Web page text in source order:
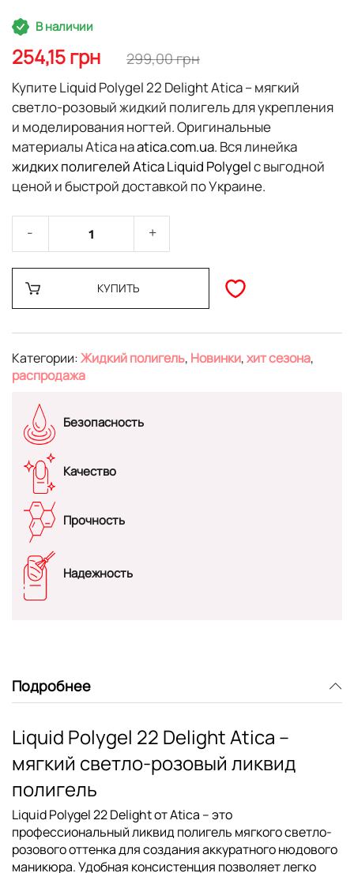
Перейти
к
началу
галереи
изображений
В наличии
254,15 грн 299,00 грн
КупитеLiquid Polygel 22 Delight Atica– мягкий
светло-розовый жидкий полигель для укрепления
и моделирования ногтей. Оригинальные
материалы Atica наatica.com.ua. Вся линейка
жидких полигелей Atica Liquid Polygelс выгодной
ценой и быстрой доставкой по Украине.
КУПИТЬ
Категории:Жидкий полигель, Новинки,хит сезона,
распродажа
Безопасность
Качество
Прочность
Надежность
Подробнее
Liquid Polygel 22 Delight Atica –
мягкий светло-розовый ликвид
полигель
Liquid Polygel 22 Delight от Atica – это
профессиональный ликвид полигель мягкого светло-
розового оттенка для создания аккуратного нюдового
маникюра. Удобная консистенция позволяет легко